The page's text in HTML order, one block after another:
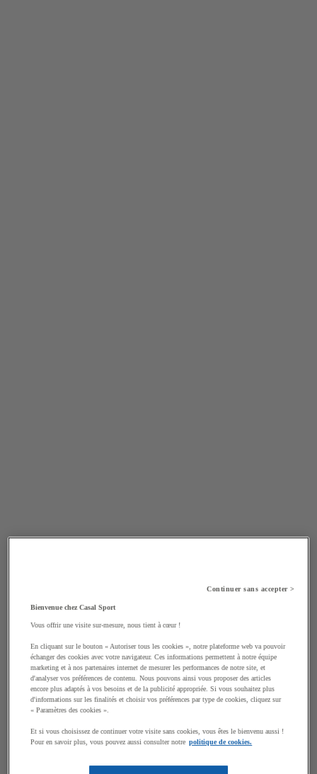
Continuer sans accepter >
Bienvenue chez Casal Sport
Vous offrir une visite sur-mesure, nous tient à cœur !
En cliquant sur le bouton « Autoriser tous les cookies », notre plateforme web va pouvoir
échanger des cookies avec votre navigateur. Ces informations permettent à notre équipe
marketing et à nos partenaires internet de mesurer les performances de notre site, et
d'analyser vos préférences de contenu. Nous pouvons ainsi vous proposer des articles
encore plus adaptés à vos besoins et de la publicité appropriée. Si vous souhaitez plus
d'informations sur les finalités et choisir vos préférences par type de cookies, cliquez sur
« Paramètres des cookies ».
Et si vous choisissez de continuer votre visite sans cookies, vous êtes le bienvenu aussi !
Pour en savoir plus, vous pouvez aussi consulter notre politique de cookies.